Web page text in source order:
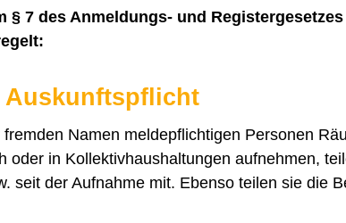
§ 7 des Anmeldungs- und
Auskunftspflicht
Namen meldepflichtigen Personen
oder in Kollektivhaushaltungen aufnehmen,
seit der Aufnahme mit. Ebenso teilen sie die